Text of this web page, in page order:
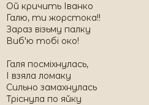
Ой кричить Іванко
Галю, ти жорстока!!
Зараз візьму палку
Виб'ю тобі око!
Галя посміхнулась,
І взяла ломаку
Сильно замахнулась
Тріснула по яйку